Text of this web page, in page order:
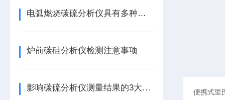
电弧燃烧碳硫分析仪具有多种功能
炉前碳硅分析仪检测注意事项
影响碳硫分析仪测量结果的3大关键因素